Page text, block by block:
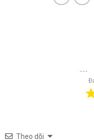
Theo dõi